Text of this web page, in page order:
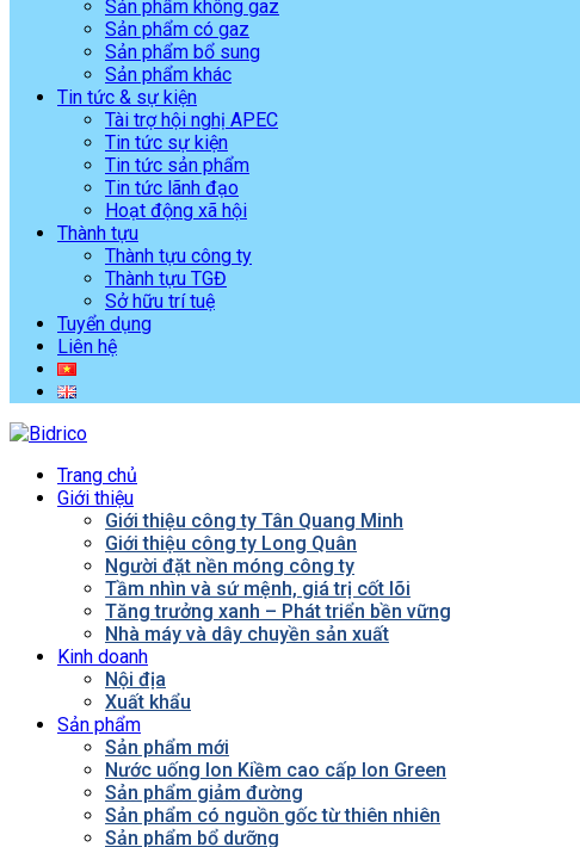
Sản phẩm không gaz
Sản phẩm có gaz
Sản phẩm bổ sung
Sản phẩm khác
Tin tức & sự kiện
Tài trợ hội nghị APEC
Tin tức sự kiện
Tin tức sản phẩm
Tin tức lãnh đạo
Hoạt động xã hội
Thành tựu
Thành tựu công ty
Thành tựu TGĐ
Sở hữu trí tuệ
Tuyển dụng
Liên hệ
Trang chủ
Giới thiệu
Giới thiệu công ty Tân Quang Minh
Giới thiệu công ty Long Quân
Người đặt nền móng công ty
Tầm nhìn và sứ mệnh, giá trị cốt lõi
Tăng trưởng xanh – Phát triển bền vững
Nhà máy và dây chuyền sản xuất
Kinh doanh
Nội địa
Xuất khẩu
Sản phẩm
Sản phẩm mới
Nước uống Ion Kiềm cao cấp Ion Green
Sản phẩm giảm đường
Sản phẩm có nguồn gốc từ thiên nhiên
Sản phẩm bổ dưỡng